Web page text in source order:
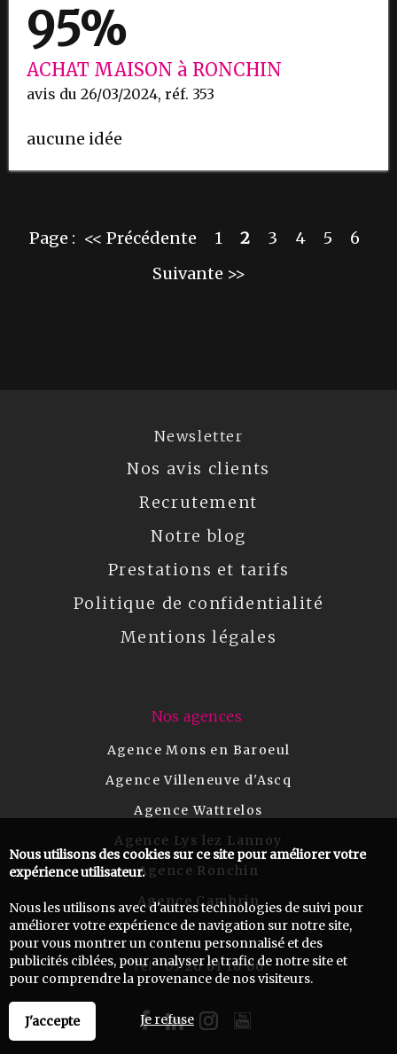
95%
ACHAT MAISON à RONCHIN
avis du 26/03/2024, réf. 353
aucune idée
Page : << Précédente 1 2 3 4 5
6
Suivante >>
Newsletter
Nos avis clients
Recrutement
Notre blog
Prestations et tarifs
Politique de confidentialité
Mentions légales
Nos agences
Agence Mons en Baroeul
Agence Villeneuve d'Ascq
Agence Wattrelos
Agence Lys lez Lannoy
Agence Ronchin
Agence Cambrin
Tel :03 20 61 10 00
Nous utilisons des cookies sur ce site pour améliorer votre
expérience utilisateur.
Nous les utilisons avec d'autres technologies de suivi pour
améliorer votre expérience de navigation sur notre site,
pour vous montrer un contenu personnalisé et des
publicités ciblées, pour analyser le trafic de notre site et
pour comprendre la provenance de nos visiteurs.
J'accepte Je refuse